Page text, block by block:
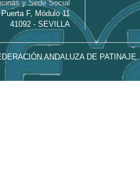
y Sede Social
F, Módulo 11
41092 - SEVILLA
ANDALUZA DE PATINAJE